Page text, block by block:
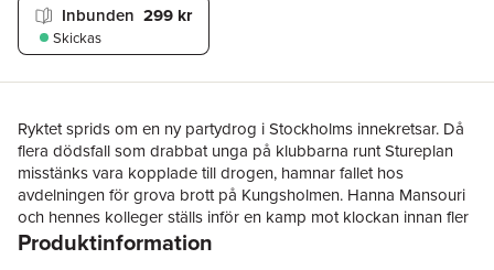
Inbunden 299 kr
Skickas
Ryktet sprids om en ny partydrog i Stockholms innekretsar. Då
flera dödsfall som drabbat unga på klubbarna runt Stureplan
misstänks vara kopplade till drogen, hamnar fallet hos
avdelningen för grova brott på Kungsholmen. Hanna Mansouri
och hennes kolleger ställs inför en kamp mot klockan innan fler
ungdomar dör. Var finns källan? Vem langar och vem är säljare?
Produktinformation